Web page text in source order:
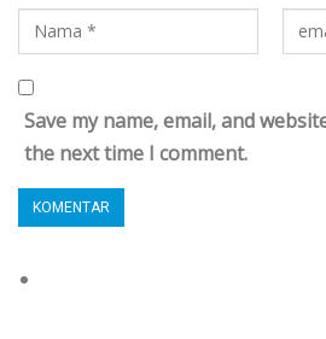
Save my name, email, and
the next time I comment.